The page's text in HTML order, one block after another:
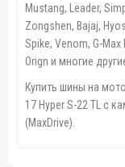
Mustang, Leader,
Zongshen, Bajaj,
Spike, Venom, G-
Orign и многие
Купить шины на
17 Hyper S-22 TL с
(MaxDrive).